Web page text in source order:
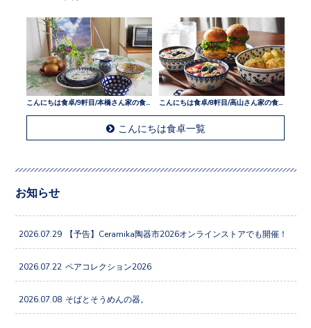
こんにちは食卓/9軒目/本橋さん家の食卓
こんにちは食卓一覧
お知らせ
2026.07.29 【予告】Ceramika陶器市2026オンラインストアでも開催！
2026.07.22 ペアコレクション2026
2026.07.08 そばとそうめんの器。